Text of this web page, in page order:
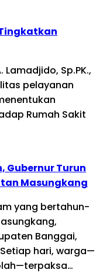
Lamadjido, Sp.PK.,
pelayanan
Rumah Sakit
Gubernur Turun
Masungkang
yang bertahun-
Banggai,
hari, warga—